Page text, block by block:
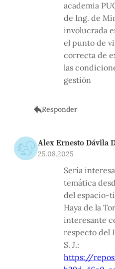
academia
de Ing. de
involucrada
el punto de
correcta de
las
gestión
Responder
Alex Ernesto Dávila
25.08.2025
Sería
temática
del espacio-
Haya de la
interesante
respecto del
S. J.:
https://